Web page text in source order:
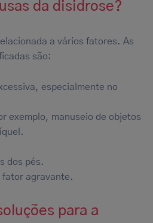
da disidrose?
a vários fatores. As
são:
especialmente no
exemplo, manuseio de objetos
dos pés.
fator agravante.
para a